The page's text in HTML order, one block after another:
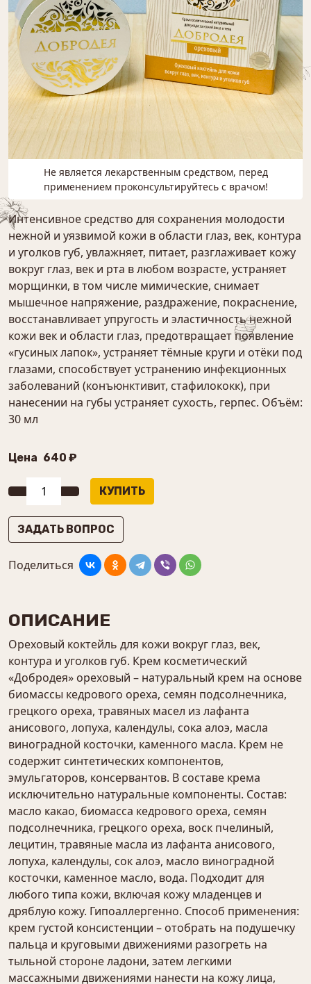
Не является лекарственным средством, перед
применением проконсультируйтесь с врачом!
Интенсивное средство для сохранения молодости
нежной и уязвимой кожи в области глаз, век, контура
и уголков губ, увлажняет, питает, разглаживает кожу
вокруг глаз, век и рта в любом возрасте, устраняет
морщинки, в том числе мимические, снимает
мышечное напряжение, раздражение, покраснение,
восстанавливает упругость и эластичность нежной
кожи век и области глаз, предотвращает появление
«гусиных лапок», устраняет тёмные круги и отёки под
глазами, способствует устранению инфекционных
заболеваний (конъюнктивит, стафилококк), при
нанесении на губы устраняет сухость, герпес. Объём:
30 мл
Цена 640 ₽
ЗАДАТЬ ВОПРОС
Поделиться
ОПИСАНИЕ
Ореховый коктейль для кожи вокруг глаз, век,
контура и уголков губ. Крем косметический
«Добродея» ореховый – натуральный крем на основе
биомассы кедрового ореха, семян подсолнечника,
грецкого ореха, травяных масел из лафанта
анисового, лопуха, календулы, сока алоэ, масла
виноградной косточки, каменного масла. Крем не
содержит синтетических компонентов,
эмульгаторов, консервантов. В составе крема
исключительно натуральные компоненты. Состав:
масло какао, биомасса кедрового ореха, семян
подсолнечника, грецкого ореха, воск пчелиный,
лецитин, травяные масла из лафанта анисового,
лопуха, календулы, сок алоэ, масло виноградной
косточки, каменное масло, вода. Подходит для
любого типа кожи, включая кожу младенцев и
дряблую кожу. Гипоаллергенно. Способ применения:
крем густой консистенции – отобрать на подушечку
пальца и круговыми движениями разогреть на
тыльной стороне ладони, затем легкими
массажными движениями нанести на кожу лица,